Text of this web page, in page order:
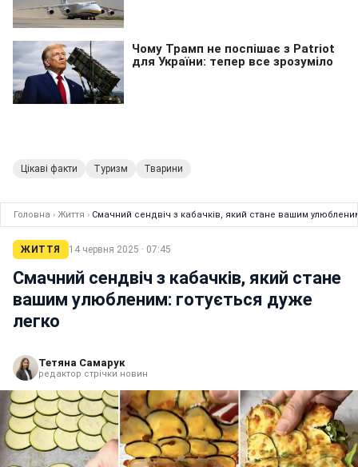
Цікаві факти Туризм Тварини
Головна › Життя › Смачний сендвіч з кабачків, який стане вашим
ЖИТТЯ 14 червня 2025 · 07:45
Смачний сендвіч з кабачків, який стане
вашим улюбленим: готується дуже
легко
Тетяна Самарук
редактор стрічки новин